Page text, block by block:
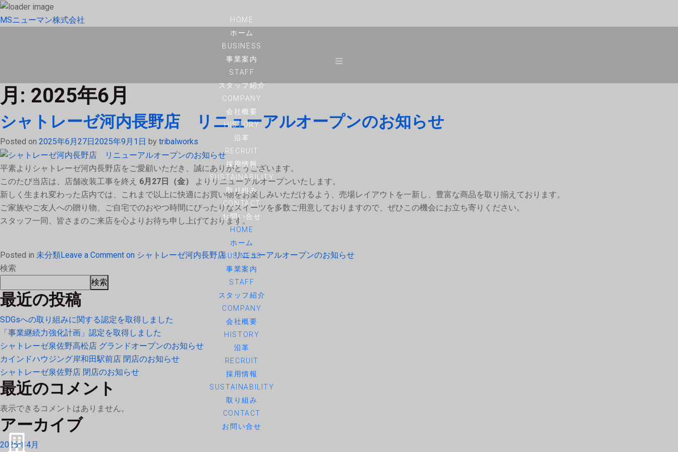
MSニューマン株式会社
HOME
ホーム
BUSINESS
事業案内
STAFF
スタッフ紹介
COMPANY
会社概要
HISTORY
沿革
RECRUIT
採用情報
SUSTAINABILITY
取り組み
CONTACT
お問い合せ
HOME
ホーム
BUSINESS
事業案内
STAFF
スタッフ紹介
COMPANY
会社概要
HISTORY
沿革
RECRUIT
採用情報
SUSTAINABILITY
取り組み
CONTACT
お問い合せ
月: 2025年6月
シャトレーゼ河内長野店 リニューアルオープンのお知らせ
Posted on 2025年6月27日2025年9月1日 by tribalworks
平素よりシャトレーゼ河内長野店をご愛顧いただき、誠にありがとうございます。
このたび当店は、店舗改装工事を終え 6月27日（金）
よりリニューアルオープンいたします。
新しく生まれ変わった店内では、これまで以上に快適にお買い物をお楽しみいただけるよう、売場レイアウトを一新し、豊富な商品を取り揃えております。
ご家族やご友人への贈り物、ご自宅でのおやつ時間にぴったりなスイーツを多数ご用意しておりますので、ぜひこの機会にお立ち寄りください。
スタッフ一同、皆さまのご来店を心よりお待ち申し上げております。
Posted in 未分類Leave a Comment on シャトレーゼ河内長野店 リニューアルオープンのお知らせ
検索
検索
最近の投稿
SDGsへの取り組みに関する認定を取得しました
「事業継続力強化計画」認定を取得しました
シャトレーゼ泉佐野高松店 グランドオープンのお知らせ
カインドハウジング岸和田駅前店 閉店のお知らせ
シャトレーゼ泉佐野店 閉店のお知らせ
最近のコメント
表示できるコメントはありません。
アーカイブ
2026年4月